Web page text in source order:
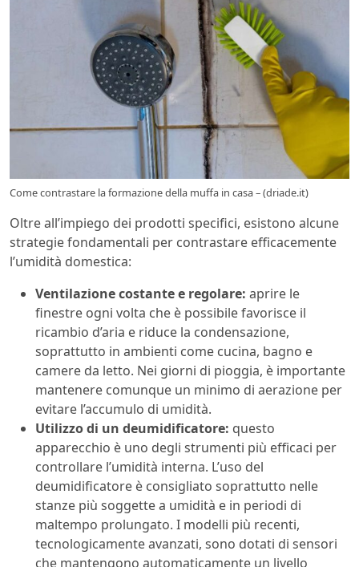
Come contrastare la formazione della muffa in casa – (driade.it)
Oltre all’impiego dei prodotti specifici, esistono alcune
strategie fondamentali per contrastare efficacemente
l’umidità domestica:
Ventilazione costante e regolare: aprire le
finestre ogni volta che è possibile favorisce il
ricambio d’aria e riduce la condensazione,
soprattutto in ambienti come cucina, bagno e
camere da letto. Nei giorni di pioggia, è importante
mantenere comunque un minimo di aerazione per
evitare l’accumulo di umidità.
Utilizzo di un deumidificatore: questo
apparecchio è uno degli strumenti più efficaci per
controllare l’umidità interna. L’uso del
deumidificatore è consigliato soprattutto nelle
stanze più soggette a umidità e in periodi di
maltempo prolungato. I modelli più recenti,
tecnologicamente avanzati, sono dotati di sensori
che mantengono automaticamente un livello